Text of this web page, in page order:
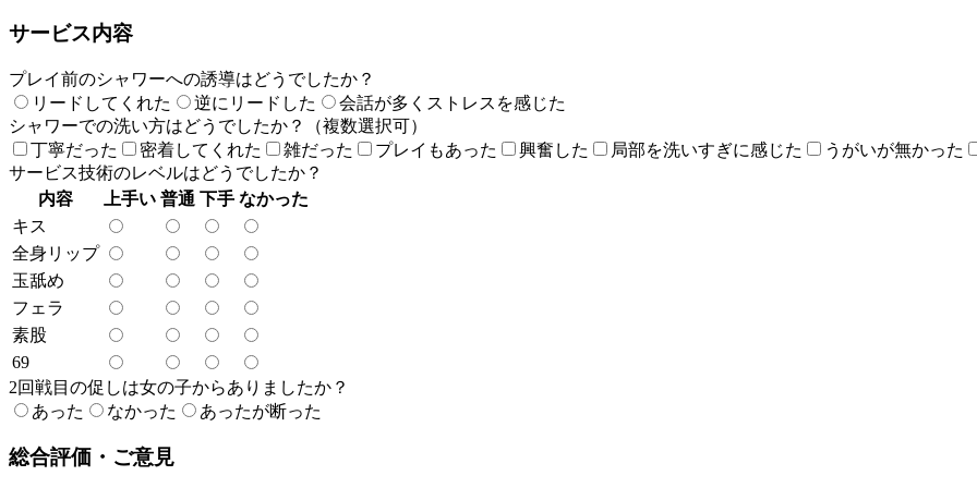
サービス内容
プレイ前のシャワーへの誘導はどうでしたか？
リードしてくれた
逆にリードした
会話が多くストレスを感じた
シャワーでの洗い方はどうでしたか？（複数選択可）
丁寧だった
密着してくれた 雑だった プレイもあった 興奮した 局部を洗いすぎに感じた
うがいが無かった
サービス技術のレベルはどうでしたか？
内容
上手い 普通 下手 なかった
キス
全身リップ
玉舐め
フェラ
素股
69
2回戦目の促しは女の子からありましたか？
あった
なかった あったが断った
総合評価・ご意見